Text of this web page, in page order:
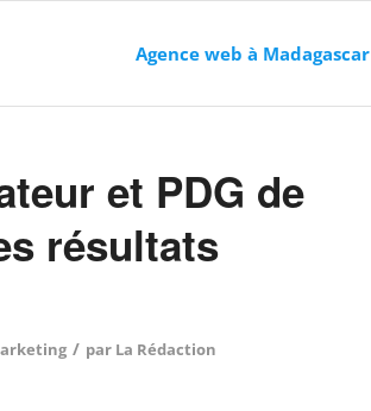
Agence web à Madagascar
et PDG de
résultats
/ par La Rédaction